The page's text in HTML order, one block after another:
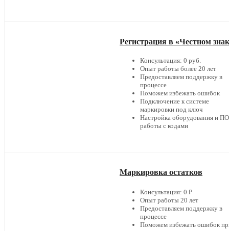
Регистрация в «Честном
Консультация: 0 руб.
Опыт работы более 20 лет
Предоставляем поддержку в
процессе
Поможем избежать ошибок
Подключение к системе
маркировки под ключ
Настройка оборудования и
работы с кодами
Маркировка остатков
Консультация: 0 ₽
Опыт работы 20 лет
Предоставляем поддержку в
процессе
Поможем избежать ошибок